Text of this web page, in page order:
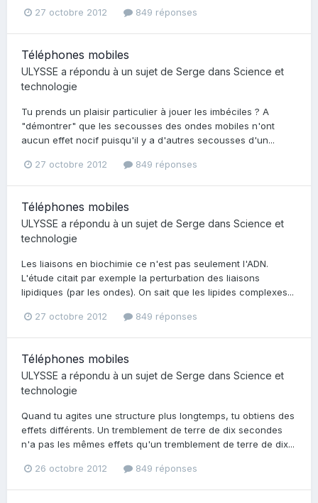
27 octobre 2012 849 réponses
Téléphones mobiles
ULYSSE a répondu à un sujet de Serge dans Science et
technologie
Tu prends un plaisir particulier à jouer les imbéciles ? A
"démontrer" que les secousses des ondes mobiles n'ont
aucun effet nocif puisqu'il y a d'autres secousses d'un...
27 octobre 2012 849 réponses
Téléphones mobiles
ULYSSE a répondu à un sujet de Serge dans Science et
technologie
Les liaisons en biochimie ce n'est pas seulement l'ADN.
L'étude citait par exemple la perturbation des liaisons
lipidiques (par les ondes). On sait que les lipides complexes...
27 octobre 2012 849 réponses
Téléphones mobiles
ULYSSE a répondu à un sujet de Serge dans Science et
technologie
Quand tu agites une structure plus longtemps, tu obtiens des
effets différents. Un tremblement de terre de dix secondes
n'a pas les mêmes effets qu'un tremblement de terre de dix...
26 octobre 2012 849 réponses